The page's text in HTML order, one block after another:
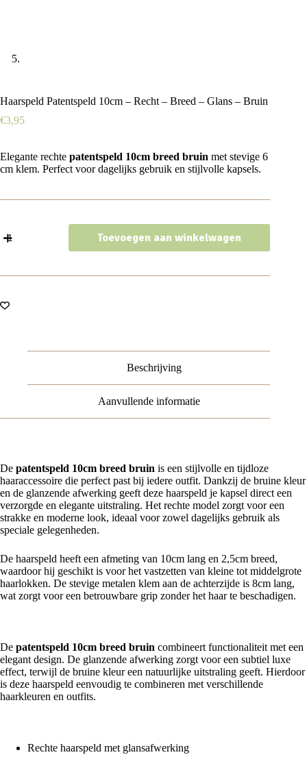
Haarspeld Patentspeld 10cm – Recht – Breed – Glans – Bruin
€3,95
Elegante rechte patentspeld 10cm breed bruin met stevige 6
cm klem. Perfect voor dagelijks gebruik en stijlvolle kapsels.
Patentspeld
Recht
Breed
-
Toevoegen aan winkelwagen
Beschrijving
Aanvullende informatie
De patentspeld 10cm breed bruin is een stijlvolle en tijdloze
haaraccessoire die perfect past bij iedere outfit. Dankzij de bruine kleur
en de glanzende afwerking geeft deze haarspeld je kapsel direct een
verzorgde en elegante uitstraling. Het rechte model zorgt voor een
strakke en moderne look, ideaal voor zowel dagelijks gebruik als
speciale gelegenheden.
De haarspeld heeft een afmeting van 10cm lang en 2,5cm breed,
waardoor hij geschikt is voor het vastzetten van kleine tot middelgrote
haarlokken. De stevige metalen klem aan de achterzijde is 8cm lang,
wat zorgt voor een betrouwbare grip zonder het haar te beschadigen.
De patentspeld 10cm breed bruin combineert functionaliteit met een
elegant design. De glanzende afwerking zorgt voor een subtiel luxe
effect, terwijl de bruine kleur een natuurlijke uitstraling geeft. Hierdoor
is deze haarspeld eenvoudig te combineren met verschillende
haarkleuren en outfits.
Rechte haarspeld met glansafwerking